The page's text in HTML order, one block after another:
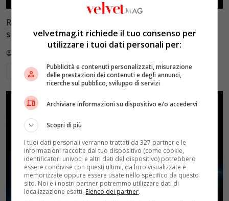
Reflect Orbital: gli specchi spaziali che promettono il
sole di notte (per 5mila dollari l’ora)
Leggi di più
velvetmag.it richiede il tuo consenso per
utilizzare i tuoi dati personali per:
Pubblicità e contenuti personalizzati, misurazione
delle prestazioni dei contenuti e degli annunci,
ricerche sul pubblico, sviluppo di servizi
Archiviare informazioni su dispositivo e/o accedervi
Scopri di più
I tuoi dati personali verranno trattati da 327 partner e le
informazioni raccolte dal tuo dispositivo (come cookie,
identificatori univoci e altri dati del dispositivo) potrebbero
essere condivise con questi ultimi, da loro visualizzate e
memorizzate oppure essere usate nello specifico da questo
sito. Noi e i nostri partner potremmo utilizzare dati di
localizzazione esatti. Elenco dei partner.